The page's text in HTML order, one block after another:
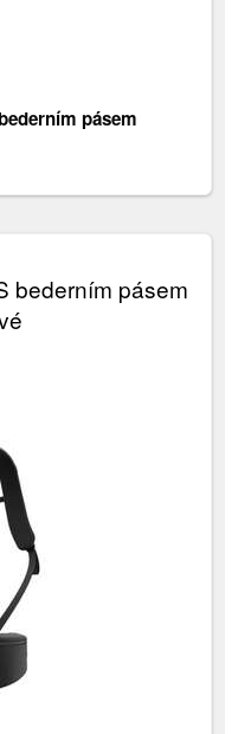
pásem
bederním pásem